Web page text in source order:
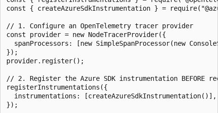
const { createAzureSdkInstrumentation } =
// 1. Configure an OpenTelemetry tracer provider
const provider = new NodeTracerProvider({
spanProcessors: [new SimpleSpanProcessor(new
});
provider.register();
// 2. Register the Azure SDK instrumentation BEFORE
registerInstrumentations({
  instrumentations: [createAzureSdkInstrumentation()],
});